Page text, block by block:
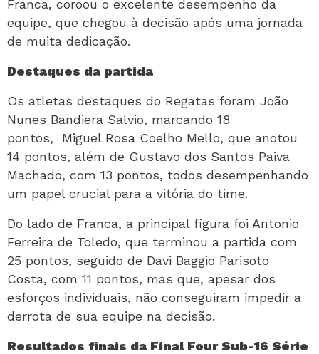
Franca, coroou o excelente desempenho da
equipe, que chegou à decisão após uma jornada
de muita dedicação.
Destaques da partida
Os atletas destaques do Regatas foram João
Nunes Bandiera Salvio, marcando 18
pontos, Miguel Rosa Coelho Mello, que anotou
14 pontos, além de Gustavo dos Santos Paiva
Machado, com 13 pontos, todos desempenhando
um papel crucial para a vitória do time.
Do lado de Franca, a principal figura foi Antonio
Ferreira de Toledo, que terminou a partida com
25 pontos, seguido de Davi Baggio Parisoto
Costa, com 11 pontos, mas que, apesar dos
esforços individuais, não conseguiram impedir a
derrota de sua equipe na decisão.
Resultados finais da Final Four Sub-16 Série